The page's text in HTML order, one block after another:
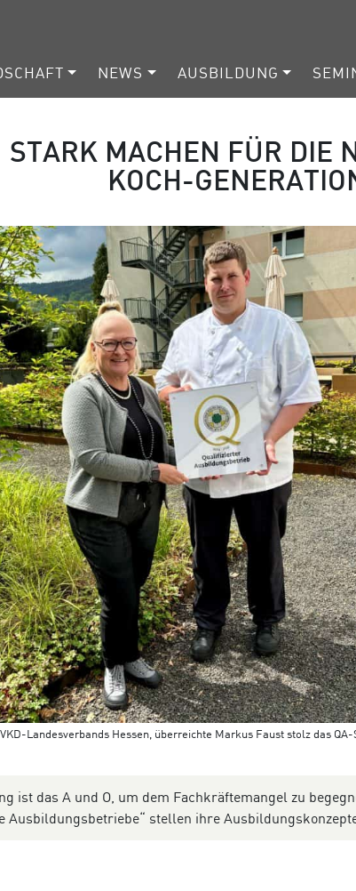
NEWS AUSBILDUNG
STARK MACHEN FÜR DIE
KOCH-
Landesverbands Hessen, überreichte Markus Faust stolz das
ist das A und O, um dem Fachkräftemangel zu
Ausbildungsbetriebe“ stellen ihre